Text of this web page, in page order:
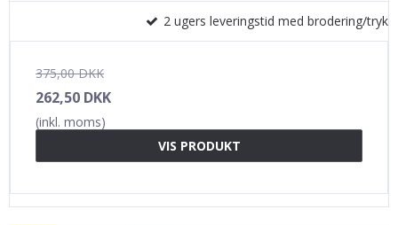
2 ugers leveringstid med brodering/tryk
375,00 DKK
262,50 DKK
(inkl. moms)
VIS PRODUKT